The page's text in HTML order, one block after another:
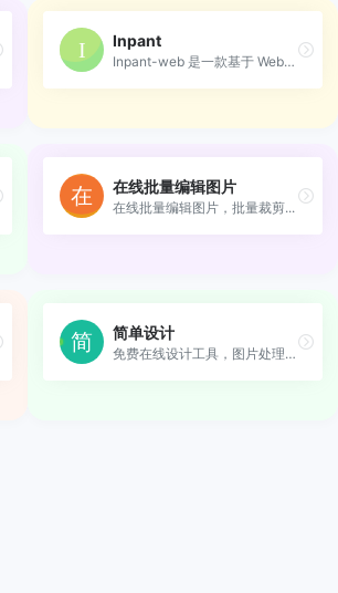
Inpant
Inpant-web 是一款基于 WebGP...
在线批量编辑图片
在线批量编辑图片，批量裁剪...
简单设计
免费在线设计工具，图片处理工具